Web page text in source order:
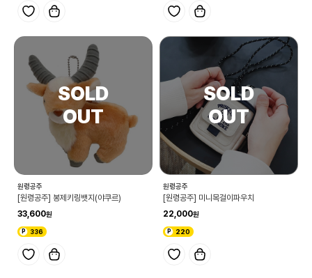
원령공주
[원령공주] 봉제키링뱃지(야쿠르)
33,600
336
원령공주
[원령공주] 미니목걸이파우치
22,000
220